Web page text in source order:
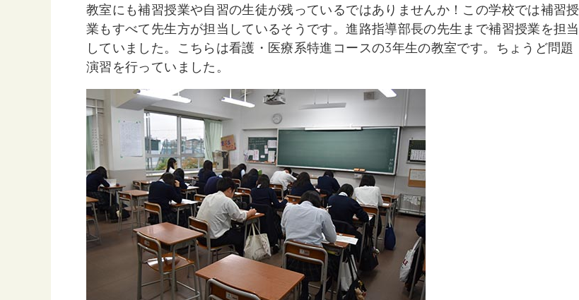
教室にも補習授業や自習の生徒が残っているではありませんか！この学校では補習授
業もすべて先生方が担当しているそうです。進路指導部長の先生まで補習授業を担当
していました。こちらは看護・医療系特進コースの3年生の教室です。ちょうど問題
演習を行っていました。